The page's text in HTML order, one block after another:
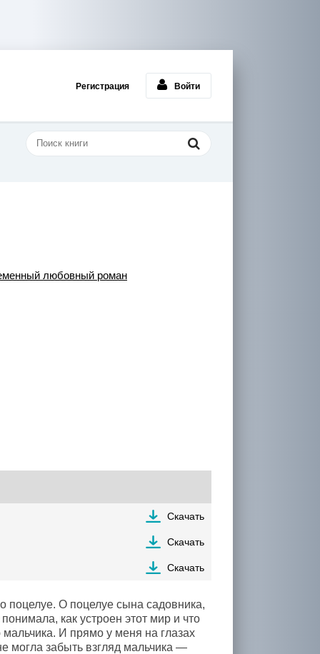
Регистрация Войти
любовный роман
Скачать
Скачать
Скачать
поцелуе. О поцелуе сына садовника,
как устроен этот мир и что
И прямо у меня на глазах
могла забыть взгляд мальчика —